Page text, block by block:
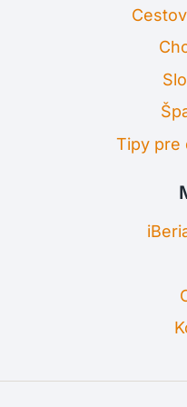
Tipy pre